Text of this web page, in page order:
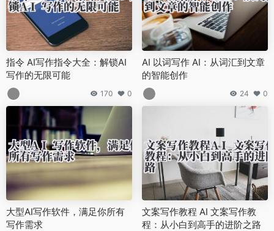
指令 AI写作指令大全：解锁AI
写作的无限可能
170 0
AI 以词写作 AI：从词汇到文章
的智能创作
24 0
大型AI写作软件，满足你所有
写作需求
文案写作教程 AI 文案写作教
程：从小白到高手的进阶之路